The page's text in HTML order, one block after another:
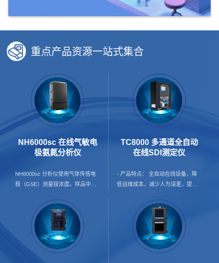
重点产品资源一站式集合
NH6000sc 在线气敏电
极氨氮分析仪
NH6000sc 分析仪使用气体传感电
极（GSE）测量铵浓度。样品中的
气通过电极的气体渗透膜并被检测
到。该方法支持广泛的测量范围，
并且比基于离子选择性电极（ISE）
的方法更不容易受到交叉敏感性的
影响。 - 应用行业： 地表水 饮用
TC8000 多通道全自动
在线SDI测定仪
- 产品特点： 全自动在线设备，降
低运维成本，减少人为误差，提升
膜使用寿命； 产品覆盖纯水及海水
两种配置方案，并支持按需增加增
压泵配置，灵活适配不同应用场景
与现场条件； 单台可覆盖1–4个监
测点，自动循环测试，降本增效；